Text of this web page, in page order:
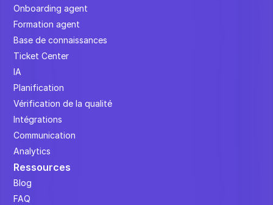
Onboarding agent
Formation agent
Base de connaissances
Ticket Center
IA
Planification
Vérification de la qualité
Intégrations
Communication
Analytics
Ressources
Blog
FAQ